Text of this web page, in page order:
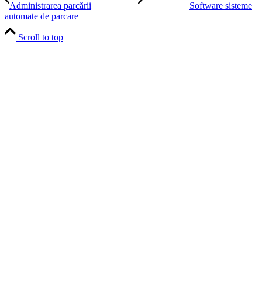
Administrarea parcării
Software sisteme
automate de parcare
Scroll to top